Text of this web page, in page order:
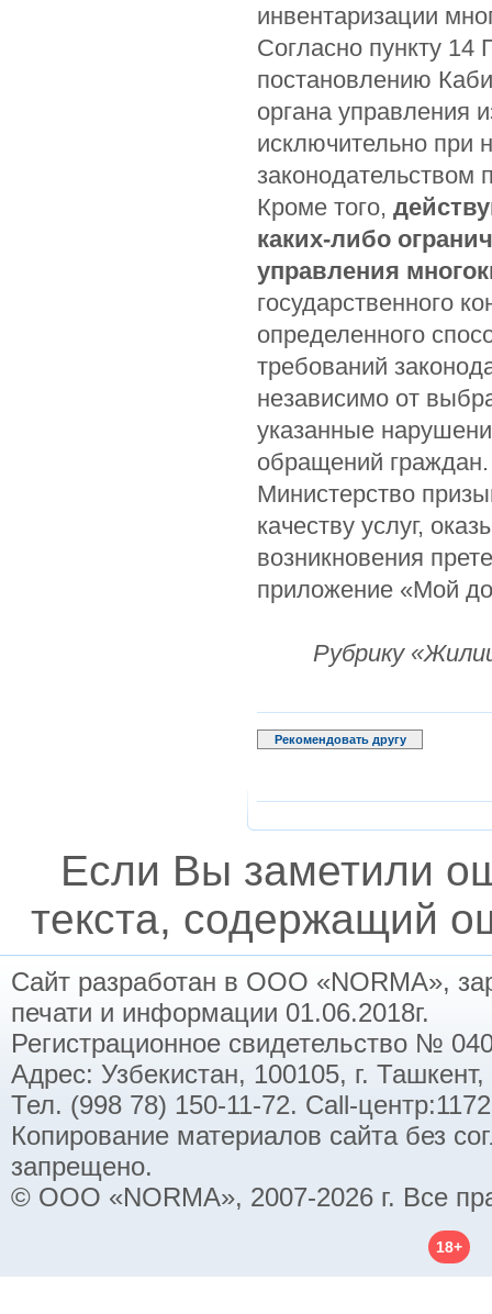
инвентаризации
Согласно пункту
постановлению
органа управления
исключительно при
законодательством
Кроме того,
каких-либо
управления
государственного
определенного
требований
независимо от
указанные
обращений граждан.
Министерство
качеству услуг,
возникновения
приложение «Мой
Рубрику
Рекомендовать другу
Если Вы заметили
текста, содержащий
Сайт разработан в ООО «NORMA»,
печати и информации 01.06.2018г.
Регистрационное свидетельство №
Адрес: Узбекистан, 100105, г.
Тел. (998 78) 150-11-72. Call-
Копирование материалов сайта без
запрещено.
© ООО «NORMA», 2007-2026 г. Все
18+